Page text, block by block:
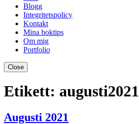
Blogg
Integritetspolicy
Kontakt
Mina boktips
Om mig
Portfolio
Close
Etikett: augusti2021
Augusti 2021